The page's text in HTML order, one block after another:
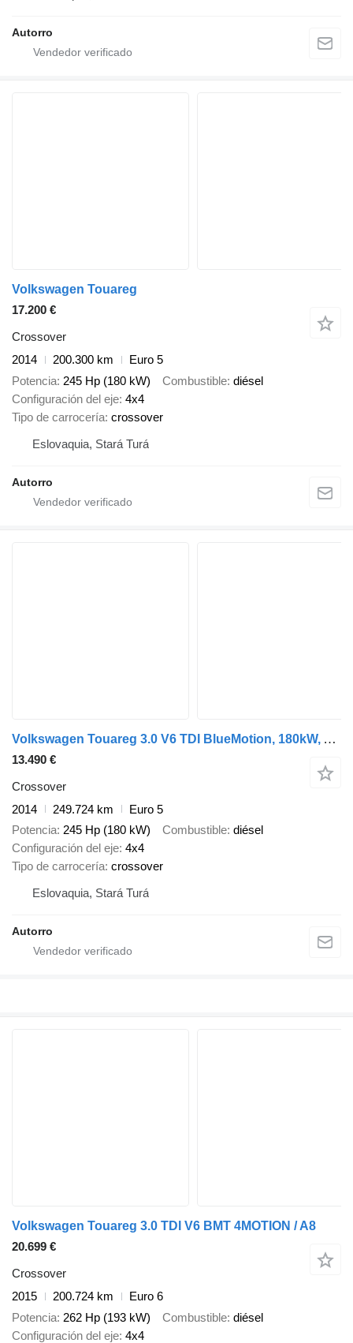
Autorro
Volkswagen Touareg
17.200 €
Crossover
2014
200.300 km
Euro 5
Potencia 245 Hp (180 kW) Combustible diésel
Configuración del eje 4x4
Tipo de carrocería crossover
Eslovaquia, Stará Turá
Autorro
Volkswagen Touareg 3.0 V6 TDI BlueMotion, 180kW, A8, 2014 / AJ NA SPLÁTKY /
13.490 €
Crossover
2014
249.724 km
Euro 5
Potencia 245 Hp (180 kW) Combustible diésel
Configuración del eje 4x4
Tipo de carrocería crossover
Eslovaquia, Stará Turá
Autorro
Volkswagen Touareg 3.0 TDI V6 BMT 4MOTION / A8
20.699 €
Crossover
2015
200.724 km
Euro 6
Potencia 262 Hp (193 kW) Combustible diésel
Configuración del eje 4x4